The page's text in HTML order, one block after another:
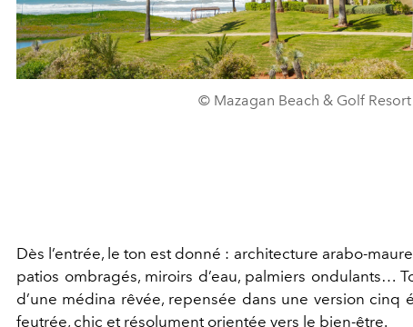
© Mazagan Beach & Golf Resort
Dès l’entrée, le ton est donné : architecture arabo-
patios ombragés, miroirs d’eau, palmiers ondulants…
d’une médina rêvée, repensée dans une version cinq
feutrée, chic et résolument orientée vers le bien-être.